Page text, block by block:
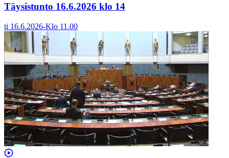
Täysistunto 16.6.2026 klo 14
ti 16.6.2026-Klo 11.00